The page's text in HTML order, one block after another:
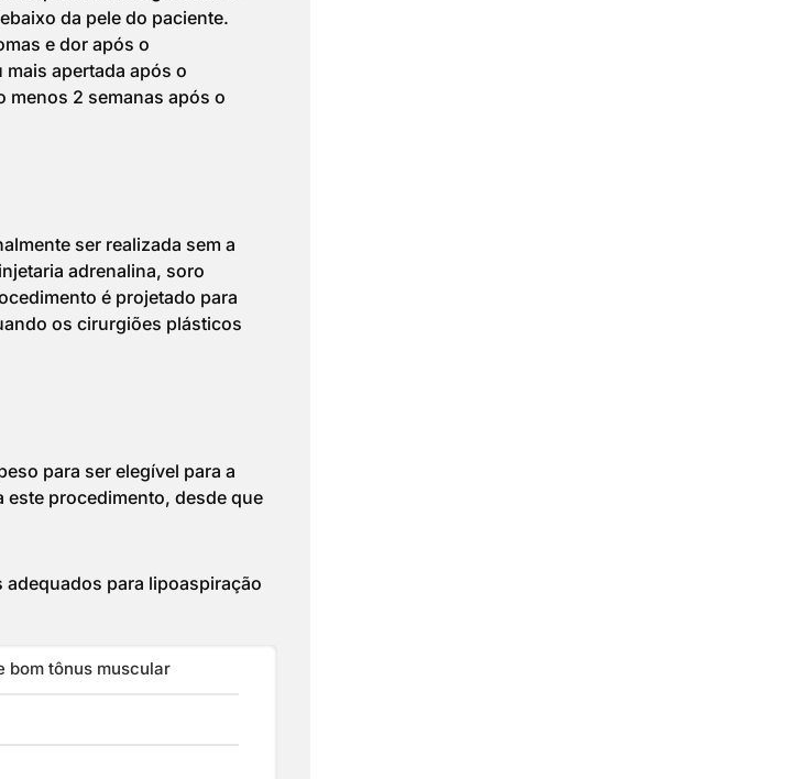
da pele do paciente.
e dor após o
apertada após o
menos 2 semanas após o
ser realizada sem a
adrenalina, soro
é projetado para
os cirurgiões plásticos
para ser elegível para a
este procedimento, desde que
para lipoaspiração
bom tônus muscular